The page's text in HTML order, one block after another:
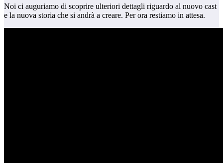
Noi ci auguriamo di scoprire ulteriori dettagli riguardo al nuovo cast
e la nuova storia che si andrà a creare. Per ora restiamo in attesa.